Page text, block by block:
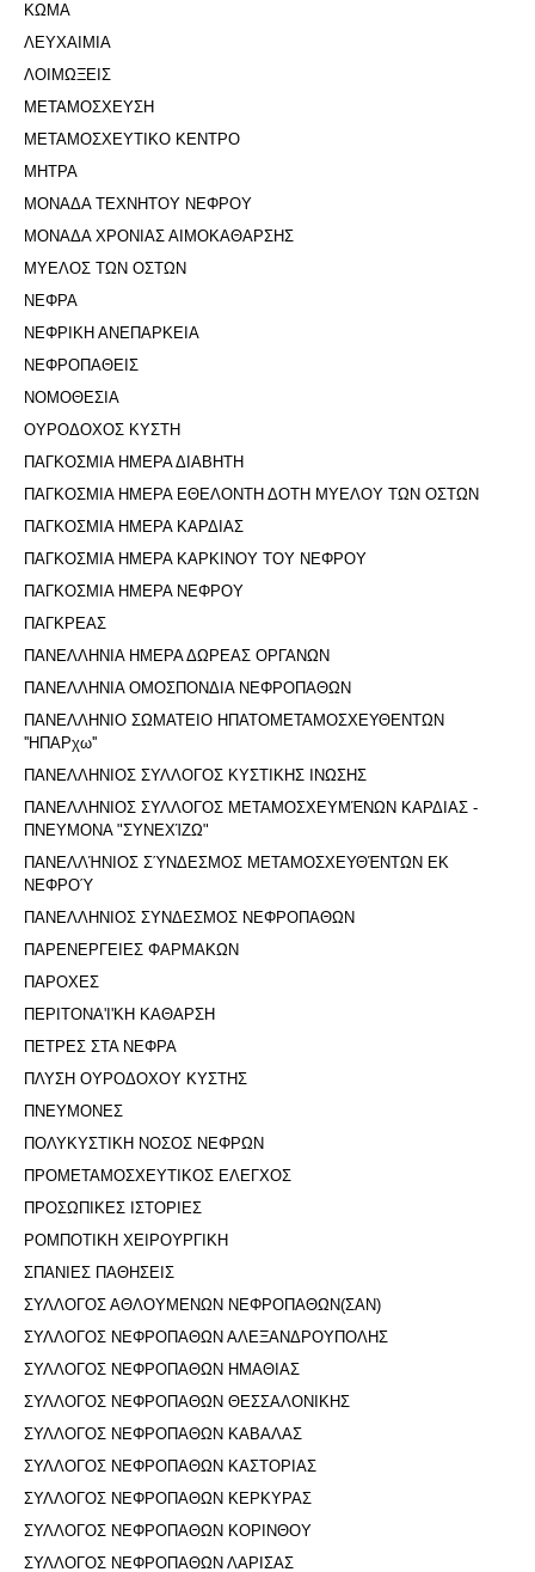
ΚΩΜΑ
ΛΕΥΧΑΙΜΙΑ
ΛΟΙΜΩΞΕΙΣ
ΜΕΤΑΜΟΣΧΕΥΣΗ
ΜΕΤΑΜΟΣΧΕΥΤΙΚΟ ΚΕΝΤΡΟ
ΜΗΤΡΑ
ΜΟΝΑΔΑ ΤΕΧΝΗΤΟΥ ΝΕΦΡΟΥ
ΜΟΝΑΔΑ ΧΡΟΝΙΑΣ ΑΙΜΟΚΑΘΑΡΣΗΣ
ΜΥΕΛΟΣ ΤΩΝ ΟΣΤΩΝ
ΝΕΦΡΑ
ΝΕΦΡΙΚΗ ΑΝΕΠΑΡΚΕΙΑ
ΝΕΦΡΟΠΑΘΕΙΣ
ΝΟΜΟΘΕΣΙΑ
ΟΥΡΟΔΟΧΟΣ ΚΥΣΤΗ
ΠΑΓΚΟΣΜΙΑ ΗΜΕΡΑ ΔΙΑΒΗΤΗ
ΠΑΓΚΟΣΜΙΑ ΗΜΕΡΑ ΕΘΕΛΟΝΤΗ ΔΟΤΗ ΜΥΕΛΟΥ ΤΩΝ ΟΣΤΩΝ
ΠΑΓΚΟΣΜΙΑ ΗΜΕΡΑ ΚΑΡΔΙΑΣ
ΠΑΓΚΟΣΜΙΑ ΗΜΕΡΑ ΚΑΡΚΙΝΟΥ ΤΟΥ ΝΕΦΡΟΥ
ΠΑΓΚΟΣΜΙΑ ΗΜΕΡΑ ΝΕΦΡΟΥ
ΠΑΓΚΡΕΑΣ
ΠΑΝΕΛΛΗΝΙΑ ΗΜΕΡΑ ΔΩΡΕΑΣ ΟΡΓΑΝΩΝ
ΠΑΝΕΛΛΗΝΙΑ ΟΜΟΣΠΟΝΔΙΑ ΝΕΦΡΟΠΑΘΩΝ
ΠΑΝΕΛΛΗΝΙΟ ΣΩΜΑΤΕΙΟ ΗΠΑΤΟΜΕΤΑΜΟΣΧΕΥΘΕΝΤΩΝ
''ΗΠΑΡχω''
ΠΑΝΕΛΛΗΝΙΟΣ ΣΥΛΛΟΓΟΣ ΚΥΣΤΙΚΗΣ ΙΝΩΣΗΣ
ΠΑΝΕΛΛΗΝΙΟΣ ΣΥΛΛΟΓΟΣ ΜΕΤΑΜΟΣΧΕΥΜΈΝΩΝ ΚΑΡΔΙΑΣ -
ΠΝΕΥΜΟΝΑ "ΣΥΝΕΧΊΖΩ"
ΠΑΝΕΛΛΉΝΙΟΣ ΣΎΝΔΕΣΜΟΣ ΜΕΤΑΜΟΣΧΕΥΘΈΝΤΩΝ ΕΚ
ΝΕΦΡΟΎ
ΠΑΝΕΛΛΗΝΙΟΣ ΣΥΝΔΕΣΜΟΣ ΝΕΦΡΟΠΑΘΩΝ
ΠΑΡΕΝΕΡΓΕΙΕΣ ΦΑΡΜΑΚΩΝ
ΠΑΡΟΧΕΣ
ΠΕΡΙΤΟΝΑ'I'ΚΗ ΚΑΘΑΡΣΗ
ΠΕΤΡΕΣ ΣΤΑ ΝΕΦΡΑ
ΠΛΥΣΗ ΟΥΡΟΔΟΧΟΥ ΚΥΣΤΗΣ
ΠΝΕΥΜΟΝΕΣ
ΠΟΛΥΚΥΣΤΙΚΗ ΝΟΣΟΣ ΝΕΦΡΩΝ
ΠΡΟΜΕΤΑΜΟΣΧΕΥΤΙΚΟΣ ΕΛΕΓΧΟΣ
ΠΡΟΣΩΠΙΚΕΣ ΙΣΤΟΡΙΕΣ
ΡΟΜΠΟΤΙΚΗ ΧΕΙΡΟΥΡΓΙΚΗ
ΣΠΑΝΙΕΣ ΠΑΘΗΣΕΙΣ
ΣΥΛΛΟΓΟΣ ΑΘΛΟΥΜΕΝΩΝ ΝΕΦΡΟΠΑΘΩΝ(ΣΑΝ)
ΣΥΛΛΟΓΟΣ ΝΕΦΡΟΠΑΘΩΝ ΑΛΕΞΑΝΔΡΟΥΠΟΛΗΣ
ΣΥΛΛΟΓΟΣ ΝΕΦΡΟΠΑΘΩΝ ΗΜΑΘΙΑΣ
ΣΥΛΛΟΓΟΣ ΝΕΦΡΟΠΑΘΩΝ ΘΕΣΣΑΛΟΝΙΚΗΣ
ΣΥΛΛΟΓΟΣ ΝΕΦΡΟΠΑΘΩΝ ΚΑΒΑΛΑΣ
ΣΥΛΛΟΓΟΣ ΝΕΦΡΟΠΑΘΩΝ ΚΑΣΤΟΡΙΑΣ
ΣΥΛΛΟΓΟΣ ΝΕΦΡΟΠΑΘΩΝ ΚΕΡΚΥΡΑΣ
ΣΥΛΛΟΓΟΣ ΝΕΦΡΟΠΑΘΩΝ ΚΟΡΙΝΘΟΥ
ΣΥΛΛΟΓΟΣ ΝΕΦΡΟΠΑΘΩΝ ΛΑΡΙΣΑΣ